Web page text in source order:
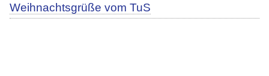
Weihnachtsgrüße vom TuS